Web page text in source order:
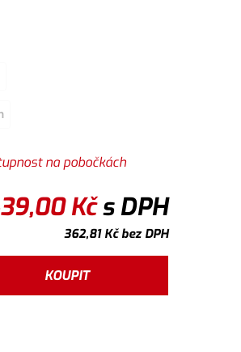
na pobočkách
Kčs DPH
362,81Kčbez DPH
KOUPIT